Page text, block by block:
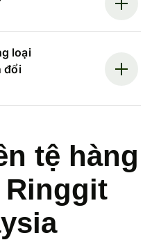
loại
đổi
tệ hàng
Ringgit